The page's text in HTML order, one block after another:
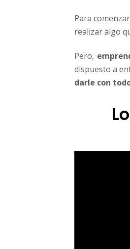
t
P
o
p
i
Para
realizar algo
Pero,
dispuesto a
darle con